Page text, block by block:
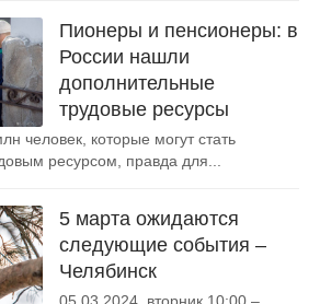
Пионеры и пенсионеры: в
России нашли
дополнительные
трудовые ресурсы
человек, которые могут стать
ресурсом, правда для...
5 марта ожидаются
следующие события –
Челябинск